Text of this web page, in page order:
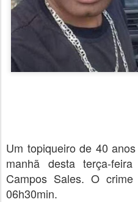
Um topiqueiro de 40
manhã desta terça-
Campos Sales. O
06h30min.